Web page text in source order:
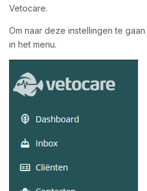
Vetocare.
Om naar deze instellingen te
in het menu.